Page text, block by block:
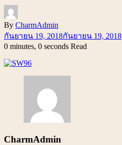
By CharmAdmin
กันยายน 19, 2018กันยายน 19, 2018
0 minutes, 0 seconds Read
CharmAdmin